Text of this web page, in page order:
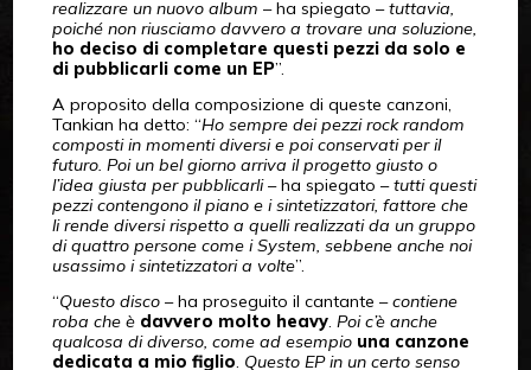
realizzare un nuovo album – ha spiegato –tuttavia,
poiché non riusciamo davvero a trovare una soluzione,
ho deciso di completare questi pezzi da solo e
di pubblicarli come un EP”.
A proposito della composizione di queste canzoni,
Tankian ha detto: “Ho sempre dei pezzi rock random
composti in momenti diversi e poi conservati per il
futuro. Poi un bel giorno arriva il progetto giusto o
l’idea giusta per pubblicarli– ha spiegato –tutti questi
pezzi contengono il piano e i sintetizzatori, fattore che
li rende diversi rispetto a quelli realizzati da un gruppo
di quattro persone come i System, sebbene anche noi
usassimo i sintetizzatori a volte”.
“Questo disco– ha proseguito il cantante –contiene
roba che è davvero molto heavy. Poi c’è anche
qualcosa di diverso, come ad esempio una canzone
dedicata a mio figlio. Questo EP in un certo senso